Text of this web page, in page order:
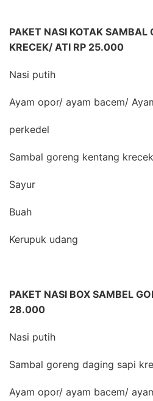
PAKET NASI KOTAK SAMBAL
KRECEK/ ATI RP 25.000
Nasi putih
Ayam opor/ ayam bacem/
perkedel
Sambal goreng kentang
Sayur
Buah
Kerupuk udang
PAKET NASI BOX SAMBEL
28.000
Nasi putih
Sambal goreng daging sapi
Ayam opor/ ayam bacem/